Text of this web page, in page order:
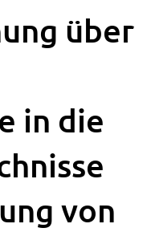
über
in die
von